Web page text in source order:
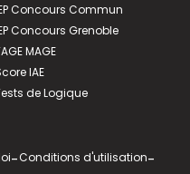
Concours Commun
Concours Grenoble
MAGE
IAE
de Logique
-Conditions d'utilisation-